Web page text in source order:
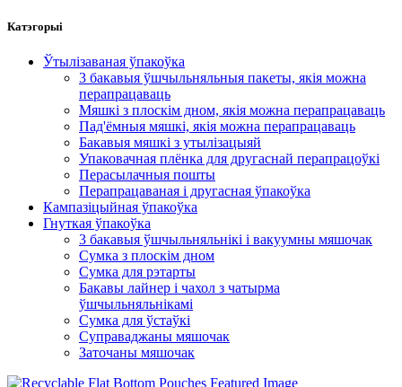
Катэгорыі
Ўтылізаваная ўпакоўка
3 бакавыя ўшчыльняльныя пакеты, якія можна
перапрацаваць
Мяшкі з плоскім дном, якія можна перапрацаваць
Пад'ёмныя мяшкі, якія можна перапрацаваць
Бакавыя мяшкі з утылізацыяй
Упаковачная плёнка для другаснай перапрацоўкі
Перасылачныя пошты
Перапрацаваная і другасная ўпакоўка
Кампазіцыйная ўпакоўка
Гнуткая ўпакоўка
3 бакавыя ўшчыльняльнікі і вакуумны мяшочак
Сумка з плоскім дном
Сумка для рэтарты
Бакавы лайнер і чахол з чатырма
ўшчыльняльнікамі
Сумка для ўстаўкі
Суправаджаны мяшочак
Заточаны мяшочак